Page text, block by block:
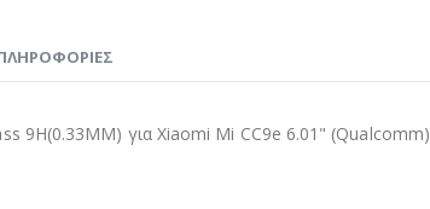
9H(0.33MM) για Xiaomi Mi CC9e 6.01" (Qualcomm)